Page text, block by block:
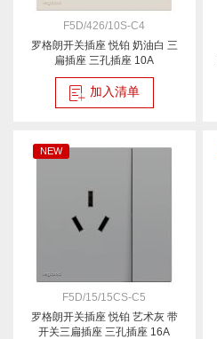
F5D/426/10S-C4
罗格朗开关插座 悦铂 奶油白 三
扁插座 三孔插座 10A
加入清单
NEW
F5D/15/15CS-C5
罗格朗开关插座 悦铂 艺术灰 带
开关三扁插座 三孔插座 16A